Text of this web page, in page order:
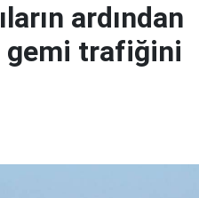
ardından
gemi trafiğini